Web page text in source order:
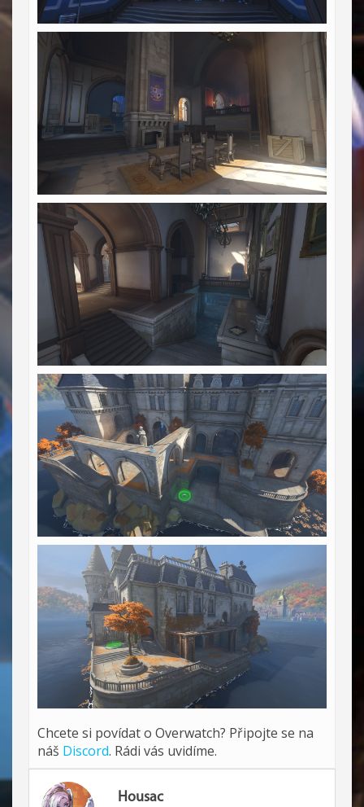
Chcete si povídat o Overwatch? Připojte se na
náš Discord. Rádi vás uvidíme.
Housac